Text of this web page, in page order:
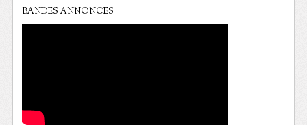
BANDES ANNONCES